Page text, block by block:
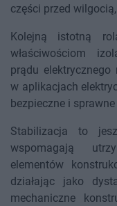
części przed
Kolejną istotną
właściwościom
prądu
w aplikacjach
bezpieczne i
Stabilizacja to
wspomagają
elementów
działając jako
mechaniczne